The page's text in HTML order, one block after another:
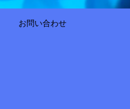
お問い合わせ